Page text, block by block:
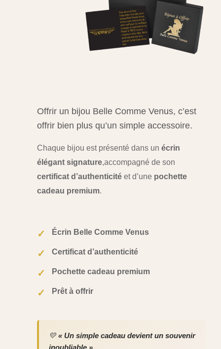
Offrir un bijou Belle Comme Venus, c’est
offrir bien plus qu’un simple accessoire.
Chaque bijou est présenté dans un écrin
élégant signature,accompagné de son
certificat d’authenticitéet d’une pochette
cadeau premium.
✓ Écrin Belle Comme Venus
✓ Certificat d’authenticité
✓ Pochette cadeau premium
✓ Prêt à offrir
💛« Un simple cadeau devient un souvenir